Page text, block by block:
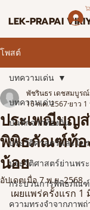
LEK-PRAPAI
โพสต์
บทความเด่น
บันทึกจากท้องถิ่น
ประวัติศาสตร์และโบ
ประวัติศาสตร์ย่านพร
กระบวนการพิพิธภัณ
ความทรงจำจากภาพถ่
บทความเด่น
ประเพณีบุญ
พิพิธภัณฑ์ท้อ
น้อย
พัชรินธร เดชสมบูร
16 ก.ค. 2567 ยาว
อัปเดตเมื่อ7 พ.ย. 2568
เผยแพร่ครั้งแรก 1